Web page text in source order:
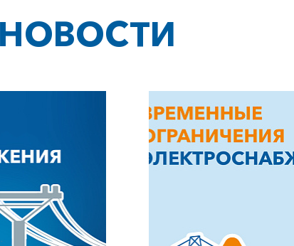
+7-800-700-24-57
Заказать обратный звонок
Частным клиентам